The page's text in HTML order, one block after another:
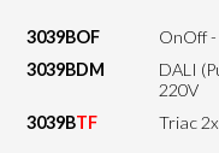
3039BOF OnOff
3039BDM
DALI
220V
3039BTF Triac